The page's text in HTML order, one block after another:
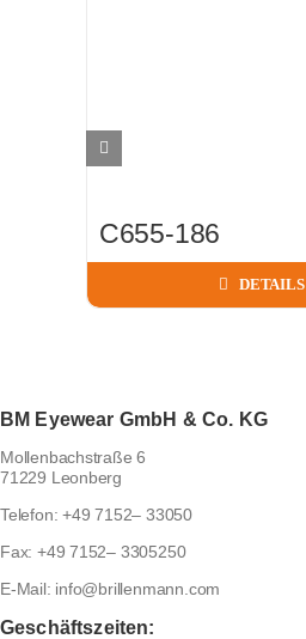
C655-186
DETAILS
BM Eyewear GmbH & Co. KG
Mollenbachstraße 6
71229 Leonberg
Telefon:+49 7152– 33050
Fax: +49 7152– 3305250
E-Mail: info@brillenmann.com
Geschäftszeiten: